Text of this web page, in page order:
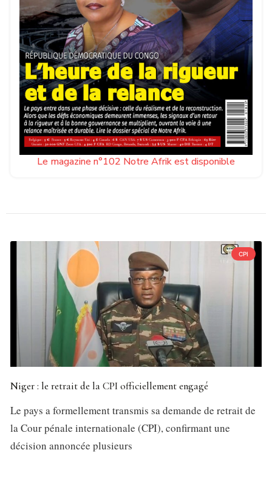
Le magazine n°102 Notre Afrik est disponible
CPI
Niger : le retrait de la CPI officiellement engagé
Le pays a formellement transmis sa demande de retrait de
la Cour pénale internationale (CPI), confirmant une
décision annoncée plusieurs